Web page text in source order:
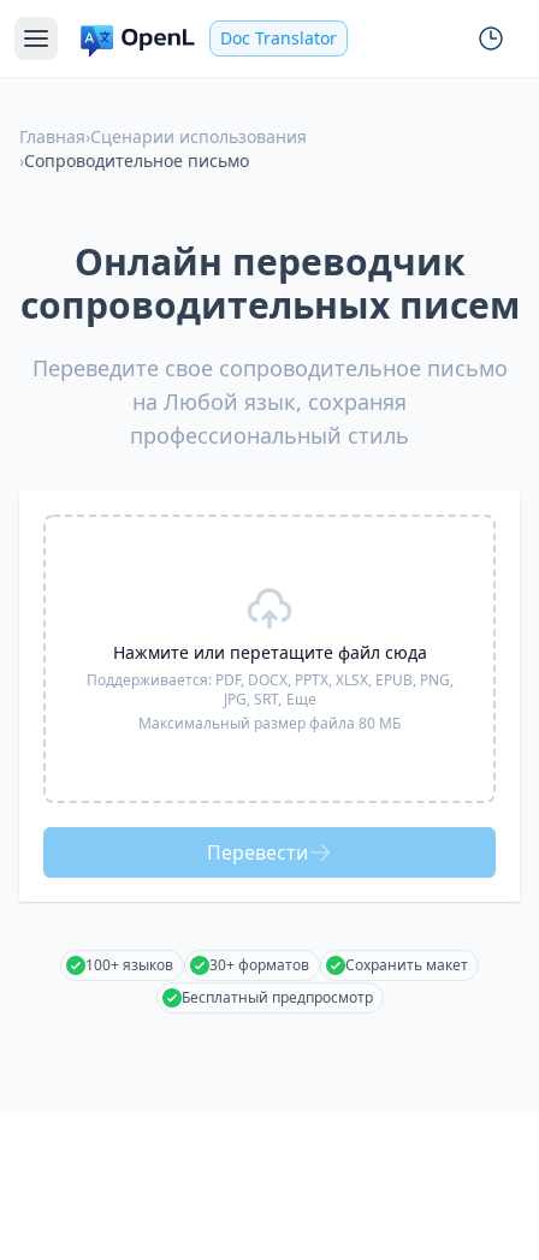
Doc Translator
Главная›Сценарии использования
›Сопроводительное письмо
Онлайн переводчик
сопроводительных писем
Переведите свое сопроводительное письмо
на Любой язык, сохраняя
профессиональный стиль
Нажмите или перетащите файл сюда
Поддерживается: PDF, DOCX, PPTX, XLSX, EPUB, PNG,
JPG, SRT, Еще
Максимальный размер файла 80 МБ
Перевести
100+ языков 30+ форматов
Сохранить макет
Бесплатный предпросмотр